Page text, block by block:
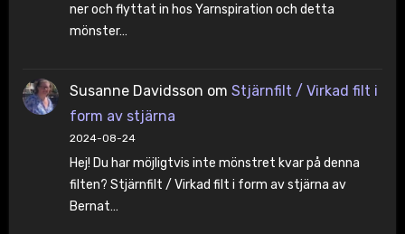
ner och flyttat in hos Yarnspiration och detta
mönster…
Susanne Davidsson om Stjärnfilt / Virkad filt i
form av stjärna
2024-08-24
Hej! Du har möjligtvis inte mönstret kvar på denna
filten? Stjärnfilt / Virkad filt i form av stjärna av
Bernat…